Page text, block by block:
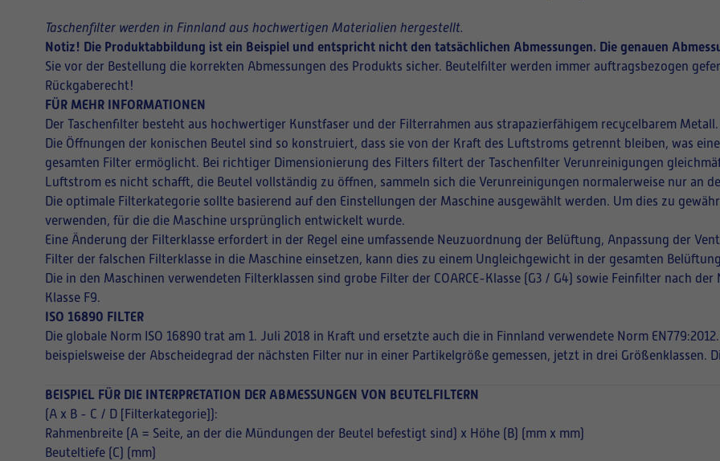
Taschenfilter werden in Finnland aus hochwertigen Materialien hergestellt.
Notiz! Die Produktabbildung ist ein Beispiel und entspricht nicht den tatsächlichen Abmessungen. Die genauen
Sie vor der Bestellung die korrekten Abmessungen des Produkts sicher. Beutelfilter werden immer auftragsbezogen
Rückgaberecht!
FÜR MEHR INFORMATIONEN
Der Taschenfilter besteht aus hochwertiger Kunstfaser und der Filterrahmen aus strapazierfähigem recycelbarem Metall.
Die Öffnungen der konischen Beutel sind so konstruiert, dass sie von der Kraft des Luftstroms getrennt bleiben, was
gesamten Filter ermöglicht. Bei richtiger Dimensionierung des Filters filtert der Taschenfilter Verunreinigungen
Luftstrom es nicht schafft, die Beutel vollständig zu öffnen, sammeln sich die Verunreinigungen normalerweise nur an
Die optimale Filterkategorie sollte basierend auf den Einstellungen der Maschine ausgewählt werden. Um dies zu
verwenden, für die die Maschine ursprünglich entwickelt wurde.
Eine Änderung der Filterklasse erfordert in der Regel eine umfassende Neuzuordnung der Belüftung, Anpassung der
Filter der falschen Filterklasse in die Maschine einsetzen, kann dies zu einem Ungleichgewicht in der gesamten
Die in den Maschinen verwendeten Filterklassen sind grobe Filter der COARCE-Klasse (G3 / G4) sowie Feinfilter nach
Klasse F9.
ISO 16890 FILTER
Die globale Norm ISO 16890 trat am 1. Juli 2018 in Kraft und ersetzte auch die in Finnland verwendete Norm
beispielsweise der Abscheidegrad der nächsten Filter nur in einer Partikelgröße gemessen, jetzt in drei Größenklassen.
BEISPIEL FÜR DIE INTERPRETATION DER ABMESSUNGEN VON BEUTELFILTERN
(A x B - C / D [Filterkategorie]):
Rahmenbreite (A = Seite, an der die Mündungen der Beutel befestigt sind) x Höhe (B) (mm x mm)
Beuteltiefe (C) (mm)